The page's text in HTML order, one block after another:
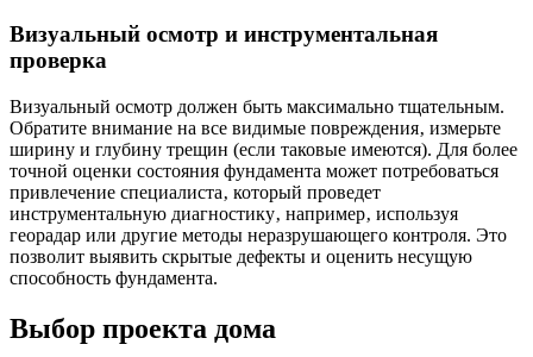
Визуальный осмотр и инструментальная
проверка
Визуальный осмотр должен быть максимально тщательным.
Обратите внимание на все видимые повреждения‚ измерьте
ширину и глубину трещин (если таковые имеются). Для более
точной оценки состояния фундамента может потребоваться
привлечение специалиста‚ который проведет
инструментальную диагностику‚ например‚ используя
георадар или другие методы неразрушающего контроля. Это
позволит выявить скрытые дефекты и оценить несущую
способность фундамента.
Выбор проекта дома